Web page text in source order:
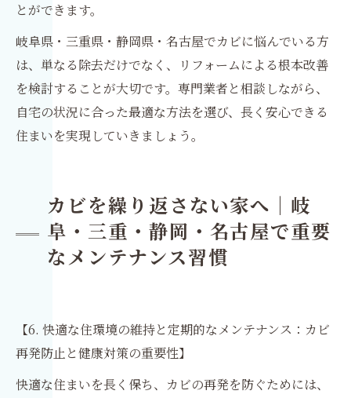
とができます。
岐阜県・三重県・静岡県・名古屋でカビに悩んでいる方
は、単なる除去だけでなく、リフォームによる根本改善
を検討することが大切です。専門業者と相談しながら、
自宅の状況に合った最適な方法を選び、長く安心できる
住まいを実現していきましょう。
カビを繰り返さない家へ｜岐
阜・三重・静岡・名古屋で重要
なメンテナンス習慣
【6. 快適な住環境の維持と定期的なメンテナンス：カビ
再発防止と健康対策の重要性】
快適な住まいを長く保ち、カビの再発を防ぐためには、